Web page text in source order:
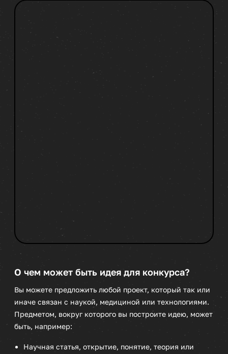
О чем может быть идея для конкурса?
Вы можете предложить любой проект, который так или
иначе связан с наукой, медициной или технологиями.
Предметом, вокруг которого вы построите идею, может
быть, например:
Научная статья, открытие, понятие, теория или